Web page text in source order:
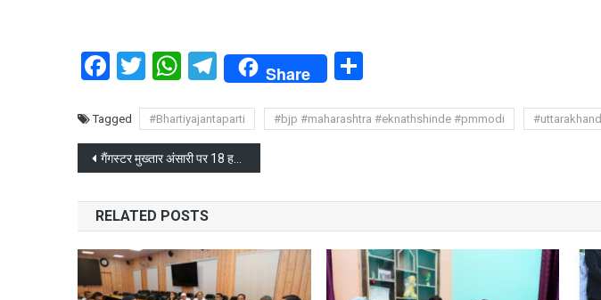
Facebook
Twitter
WhatsApp
Telegram
Share
Tagged #Bhartiyajantaparti #bjp #maharashtra #eknathshinde #pmmodi #uttarakhand
Post
navigation
गैंगस्टर मुख्तार अंसारी पर 18 हत्या समेत 65 मुकदमे दर्ज थे
RELATED POSTS